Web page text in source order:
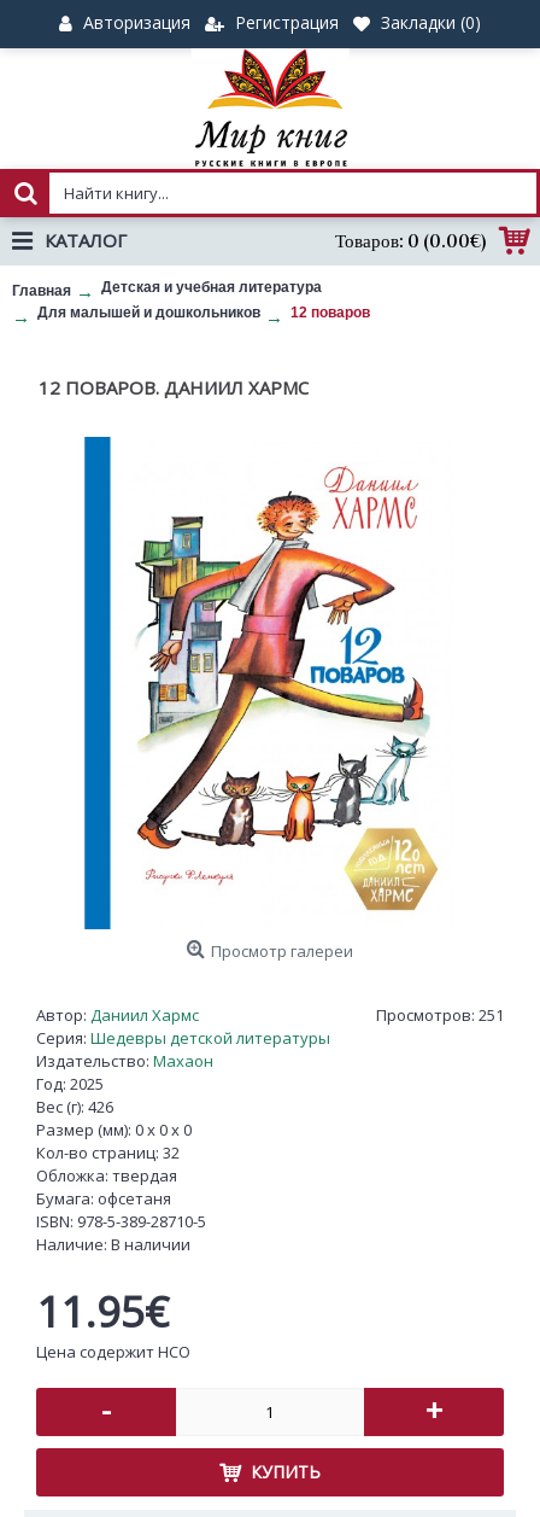
Авторизация Регистрация Закладки (0)
Товаров: 0 (0.00€)
КАТАЛОГ
Главная
Детская и учебная литература
Для малышей и дошкольников
12 поваров
12 ПОВАРОВ. ДАНИИЛ ХАРМС
Просмотр галереи
Просмотров: 251
Автор: Даниил Хармс
Серия: Шедевры детской литературы
Издательство: Махаон
Год: 2025
Вес (г): 426
Размер (мм): 0 x 0 x 0
Кол-во страниц: 32
Обложка: твердая
Бумага: офсетаня
ISBN: 978-5-389-28710-5
Наличие: В наличии
11.95€
Цена содержит НСО
- +
КУПИТЬ